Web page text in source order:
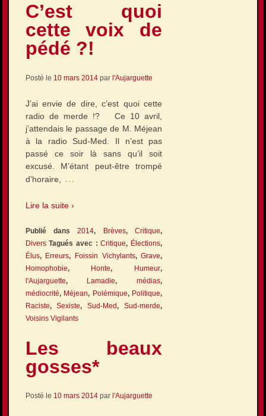
C’est quoi
cette voix de
pédé ?!
Posté le 10 mars 2014par l'Aujarguette
J’ai envie de dire, c’est quoi cette
radio de merde !? Ce 10 avril,
j’attendais le passage de M. Méjean
à la radio Sud-Med. Il n’est pas
passé ce soir là sans qu’il soit
excusé. M’étant peut-être trompé
d’horaire,
…
Lire la suite ›
Publié dans2014, Brèves,Critique,
DiversTagués avec :Critique, Élections,
Élus, Erreurs, Foissin Vichylants,Grave,
Homophobie, Honte, Humeur,
l'Aujarguette, Lamadie,médias,
médiocrité, Méjean, Polémique, Politique,
Raciste,Sexiste,Sud-Med,Sud-merde,
Voisins Vigilants
Les beaux
gosses*
Posté le 10 mars 2014par l'Aujarguette